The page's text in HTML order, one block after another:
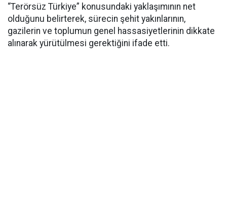
“Terörsüz Türkiye” konusundaki yaklaşımının net
olduğunu belirterek, sürecin şehit yakınlarının,
gazilerin ve toplumun genel hassasiyetlerinin dikkate
alınarak yürütülmesi gerektiğini ifade etti.